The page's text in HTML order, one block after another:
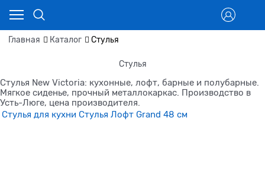
Главная Каталог Стулья
Стулья
Стулья New Victoria: кухонные, лофт, барные и полубарные.
Мягкое сиденье, прочный металлокаркас. Производство в
Усть-Люге, цена производителя.
Стулья для кухни Стулья Лофт Grand 48 см